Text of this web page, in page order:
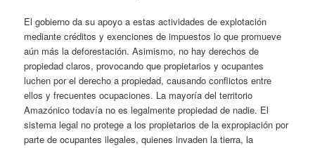
El gobierno da su apoyo a estas actividades de explotación
mediante créditos y exenciones de impuestos lo que promueve
aún más la deforestación. Asimismo, no hay derechos de
propiedad claros, provocando que propietarios y ocupantes
luchen por el derecho a propiedad, causando conflictos entre
ellos y frecuentes ocupaciones. La mayoría del territorio
Amazónico todavía no es legalmente propiedad de nadie. El
sistema legal no protege a los propietarios de la expropiación por
parte de ocupantes ilegales, quienes invaden la tierra, la